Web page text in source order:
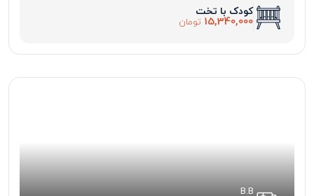
کودک با تخت
15,340,000 تومان
B.B